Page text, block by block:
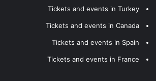
Tickets and events in Turkey
Tickets and events in Canada
Tickets and events in Spain
Tickets and events in France